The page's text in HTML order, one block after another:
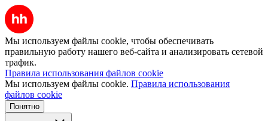
Мы используем файлы cookie, чтобы обеспечивать
правильную работу нашего веб-сайта и анализировать сетевой
трафик.
Правила использования файлов cookie
Мы используем файлы cookie. Правила использования
файлов cookie
Понятно